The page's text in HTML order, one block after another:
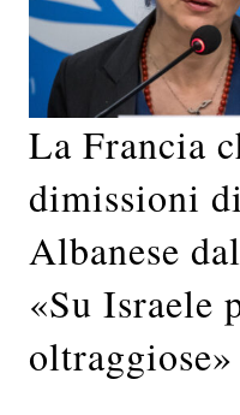
La Francia
dimissioni
Albanese
«Su Israele
oltraggiose»